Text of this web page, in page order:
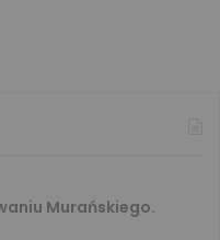
Murańskiego.